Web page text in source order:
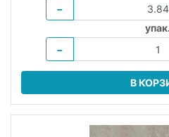
−
−
В